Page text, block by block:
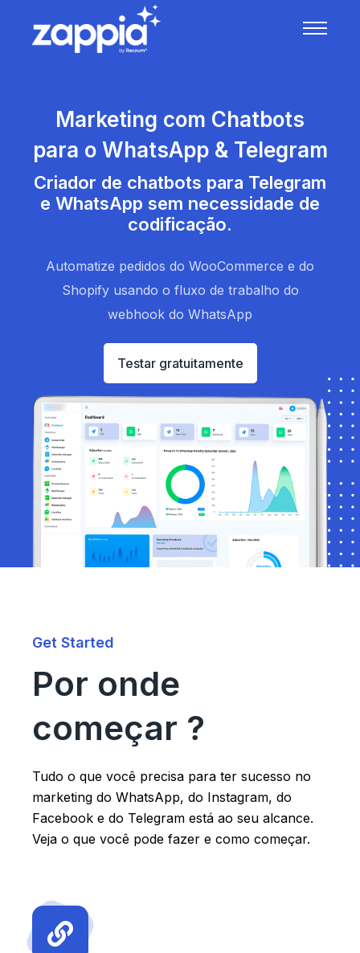
Marketing com Chatbots
para o WhatsApp & Telegram
Criador de chatbots para Telegram
e WhatsApp sem necessidade de
codificação.
Automatize pedidos do WooCommerce e do
Shopify usando o fluxo de trabalho do
webhook do WhatsApp
Testar gratuitamente
Get Started
Por onde
começar ?
Tudo o que você precisa para ter sucesso no
marketing do WhatsApp, do Instagram, do
Facebook e do Telegram está ao seu alcance.
Veja o que você pode fazer e como começar.